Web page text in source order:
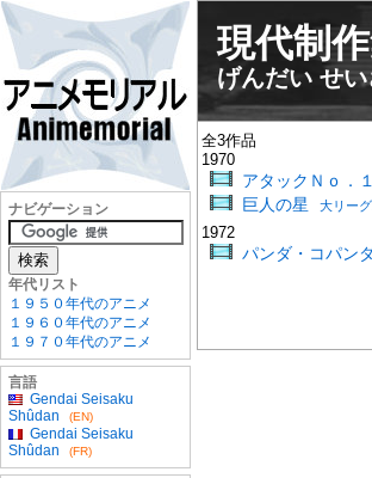
現代制
げんだい せ
全3作品
1970
アタックＮｏ．１
巨人の星 大リー
1972
パンダ・コパン
ナビゲーション
年代リスト
１９５０年代のアニメ
１９６０年代のアニメ
１９７０年代のアニメ
言語
Gendai Seisaku
Shûdan
(EN)
Gendai Seisaku
Shûdan
(FR)